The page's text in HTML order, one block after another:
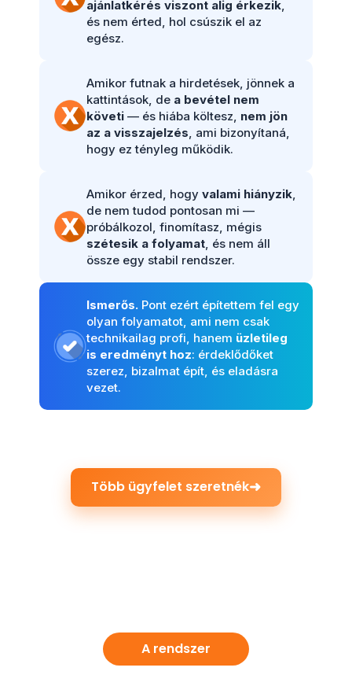
ajánlatkérés viszont alig érkezik,
és nem érted, hol csúszik el az
egész.
Amikor futnak a hirdetések, jönnek a
kattintások, de a bevétel nem
követi— és hiába költesz, nem jön
az a visszajelzés, ami bizonyítaná,
hogy ez tényleg működik.
Amikor érzed, hogy valami hiányzik,
de nem tudod pontosan mi —
próbálkozol, finomítasz, mégis
szétesik a folyamat, és nem áll
össze egy stabil rendszer.
Ismerős.Pont ezért építettem fel egy
olyan folyamatot, ami nem csak
technikailag profi, hanem üzletileg
is eredményt hoz: érdeklődőket
szerez, bizalmat épít, és eladásra
vezet.
Több ügyfelet szeretnék➜
A rendszer